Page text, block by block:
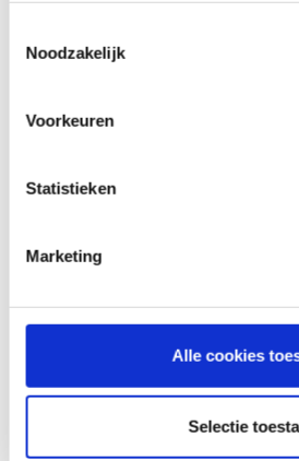
Noodzakelijk
Voorkeuren
Statistieken
Marketing
Alle cookies
Selectie
Voldoen aan wetgeving (WIBON)
Gebruik alleen wat je nodig hebt
Uitgebreide integratie
Veilig en stabiel
Vraag via het formulier een demo
specialisten om uw